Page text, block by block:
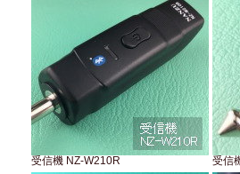
受信機 NZ-W210R 受信